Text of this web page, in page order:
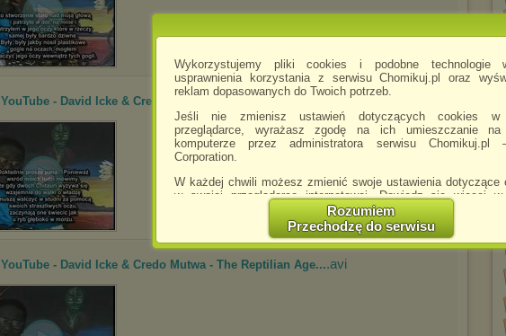
Wykorzystujemy pliki cookies i podobne technologie
usprawnienia korzystania z serwisu Chomikuj.pl oraz
reklam dopasowanych do Twoich potrzeb.
Jeśli nie zmienisz ustawień dotyczących cookies w
przeglądarce, wyrażasz zgodę na ich umieszczanie na
komputerze przez administratora serwisu Chomikuj.pl
Corporation.
W każdej chwili możesz zmienić swoje ustawienia dotyczące
w swojej przeglądarce internetowej. Dowiedz się więcej w
http://chomikuj.pl/
Jednocześnie informujemy że zmiana ustawień
spowodować ograniczenie korzystania ze strony Chomikuj.pl.
W przypadku braku twojej zgody na akceptację cookies
Zaufanych
(dostosowanie reklam do Twoich potrzeb, analiza skuteczności
Rozumiem
Przechodzę do serwisu
YouTube - David Icke & Credo Mutwa - The Reptilian Age... .avi
YouTube - David Icke & Credo Mutwa - The Reptilian Age....avi